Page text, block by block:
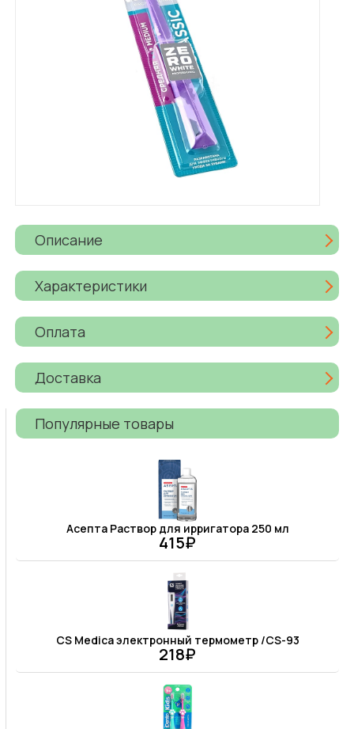
Описание
Характеристики
Оплата
Доставка
Популярные товары
Асепта Раствор для ирригатора 250 мл
415₽
CS Medica электронный термометр /CS-93
218₽